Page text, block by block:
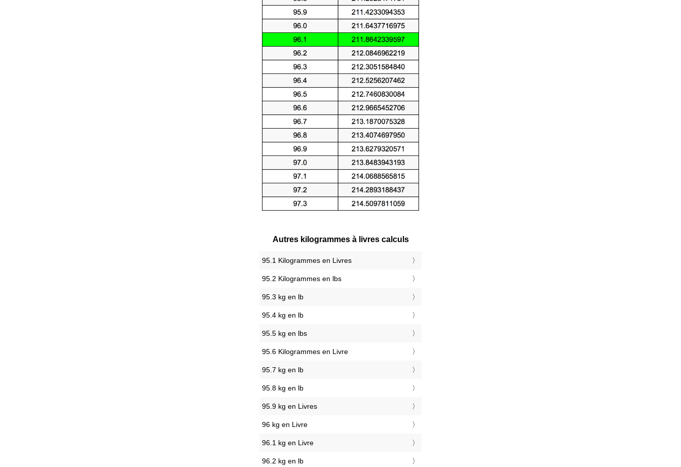
Autres kilogrammes à livres calculs
95.1 Kilogrammes en Livres
95.2 Kilogrammes en lbs
95.3 kg en lb
95.4 kg en lb
95.5 kg en lbs
95.6 Kilogrammes en Livre
95.7 kg en lb
95.8 kg en lb
95.9 kg en Livres
96 kg en Livre
96.1 kg en Livre
96.2 kg en lb